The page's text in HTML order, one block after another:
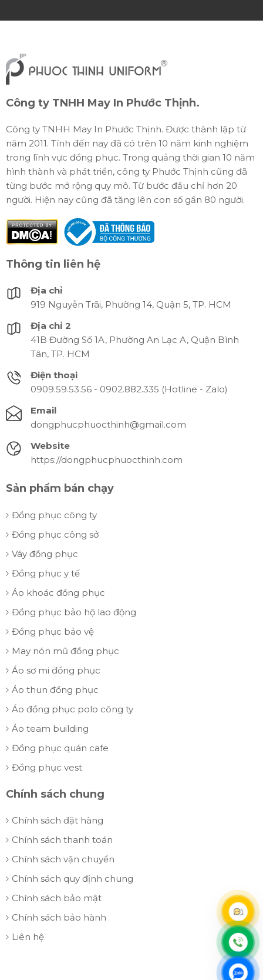
Công ty TNHH May In Phước Thịnh.
Công ty TNHH May In Phước Thịnh. Được thành lập từ
năm 2011. Tính đến nay đã có trên 10 năm kinh nghiệm
trong lĩnh vực đồng phục. Trong quảng thời gian 10 năm
hình thành và phát triển, công ty Phước Thịnh cũng đã
từng bước mở rộng quy mô. Từ bước đầu chỉ hơn 20
người. Hiện nay cũng đã tăng lên con số gần 80 người.
Thông tin liên hệ
Địa chỉ
919 Nguyễn Trãi, Phường 14, Quận 5, TP. HCM
Địa chỉ 2
41B Đường Số 1A, Phường An Lạc A, Quận Bình
Tân, TP. HCM
Điện thoại
0909.59.53.56 - 0902.882.335 (Hotline - Zalo)
Email
dongphucphuocthinh@gmail.com
Website
https://dongphucphuocthinh.com
Sản phẩm bán chạy
Đồng phục công ty
Đồng phục công sở
Váy đồng phục
Đồng phục y tế
Áo khoác đồng phục
Đồng phục bảo hộ lao động
Đồng phục bảo vệ
May nón mũ đồng phục
Áo sơ mi đồng phục
Áo thun đồng phục
Áo đồng phục polo công ty
Áo team building
Đồng phục quán cafe
Đồng phục vest
Chính sách chung
Chính sách đặt hàng
Chính sách thanh toán
Chính sách vận chuyển
Chính sách quy định chung
Chính sách bảo mật
Chính sách bảo hành
Liên hệ